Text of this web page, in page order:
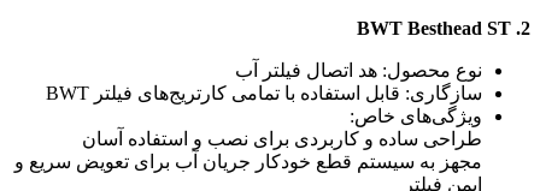
2. BWT Besthead ST
نوع محصول: هد اتصال فیلتر آب
سازگاری: قابل استفاده با تمامی کارتریج‌های فیلتر BWT
ویژگی‌های خاص:
طراحی ساده و کاربردی برای نصب و استفاده آسان
مجهز به سیستم قطع خودکار جریان آب برای تعویض سریع و
ایمن فیلتر